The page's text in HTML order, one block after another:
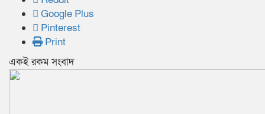
Google Plus
Pinterest
Print
একই রকম সংবাদ